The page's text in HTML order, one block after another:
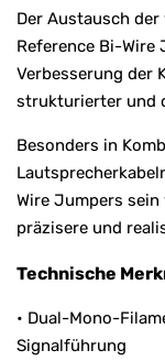
Der Austausch
Reference Bi-
Verbesserung der
strukturierter und
Besonders in
Wire Jumpers
präzisere und
Technische
• Dual-Mono-
Signalführung